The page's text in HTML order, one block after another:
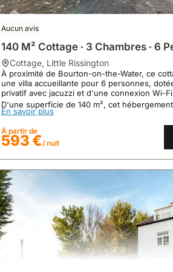
10 1 avis
Beech Lodge
maison,Birtsmorton
À 6,6 kilomètres du château d'Eastnor, cette
vacances à Birtsmorton offre un accès facile
Wilton et à la cathédrale de Worcester.
Cette villa de 1 chambre dispose d'une
d'un jardin et d'un parking privé pour 3
En savoir plus
À partir de
150 € / nuit
Aucun avis
140 M² Cottage ∙ 3 Chambres ∙ 6
cottage, Little Rissington
À proximité de Bourton-on-the-Water, ce
une villa accueillante pour 6 personnes,
privatif avec jacuzzi et d'une connexion Wi-
D'une superficie de 140 m², cet
dispose de 3 chambres, 3 salles de bains et
entièrement équipée, parfait pour une
vacances.
En savoir plus
À partir de
593 €/ nuit